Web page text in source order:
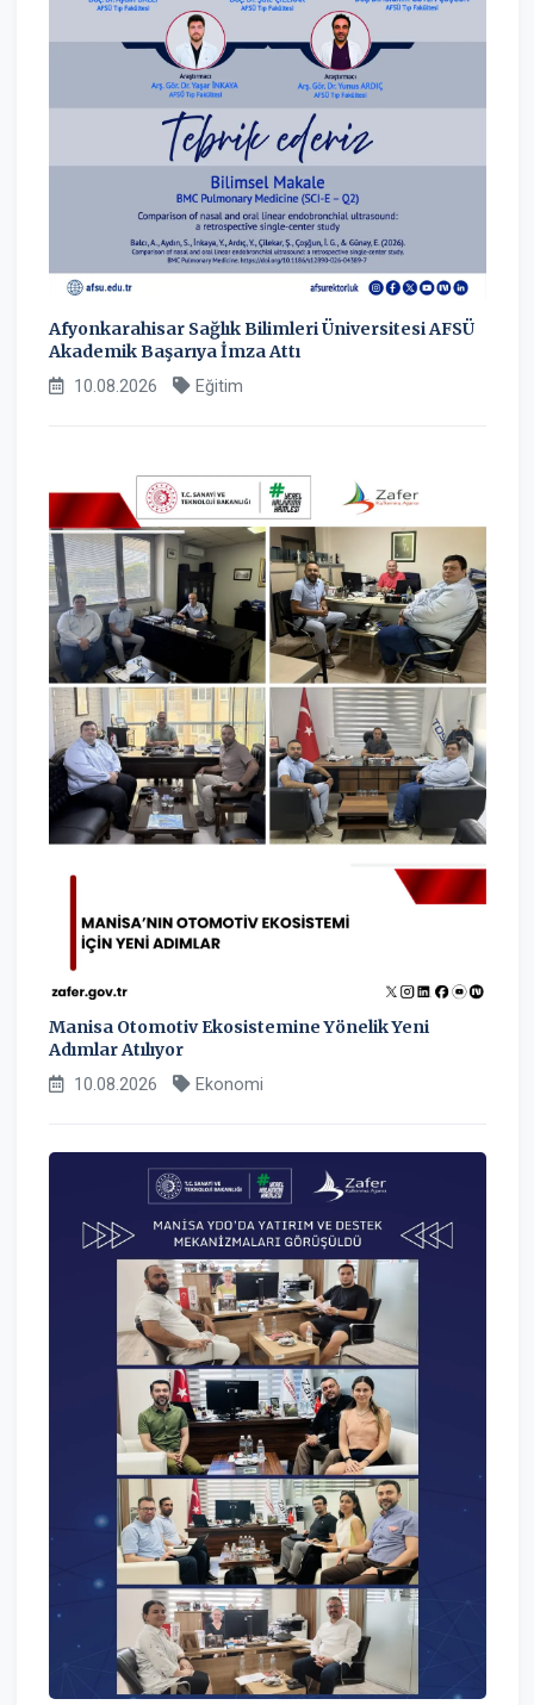
Afyonkarahisar Sağlık Bilimleri Üniversitesi AFSÜ
Akademik Başarıya İmza Attı
10.08.2026 Eğitim
Manisa Otomotiv Ekosistemine Yönelik Yeni
Adımlar Atılıyor
10.08.2026 Ekonomi